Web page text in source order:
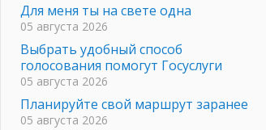
Для меня ты на свете одна
05 августа 2026
Выбрать удобный способ
голосования помогут Госуслуги
05 августа 2026
Планируйте свой маршрут заранее
05 августа 2026